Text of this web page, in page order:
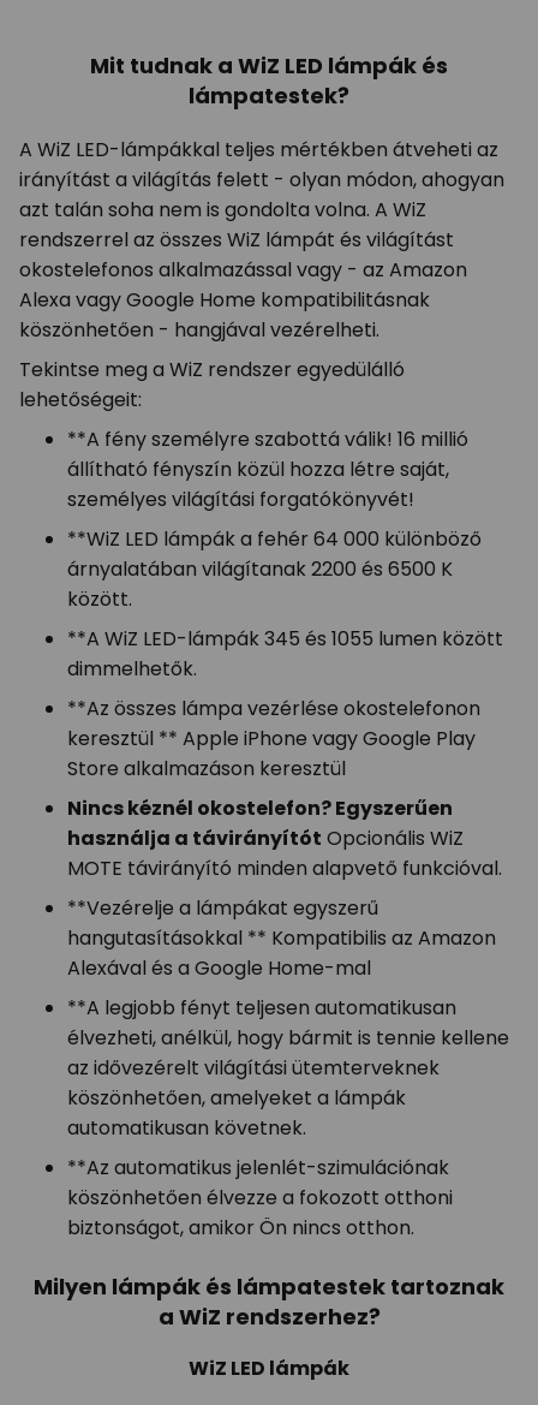
Mit tudnak a WiZ LED lámpák és
lámpatestek?
A WiZ LED-lámpákkal teljes mértékben átveheti az
irányítást a világítás felett - olyan módon, ahogyan
azt talán soha nem is gondolta volna. A WiZ
rendszerrel az összes WiZ lámpát és világítást
okostelefonos alkalmazással vagy - az Amazon
Alexa vagy Google Home kompatibilitásnak
köszönhetően - hangjával vezérelheti.
Tekintse meg a WiZ rendszer egyedülálló
lehetőségeit:
**A fény személyre szabottá válik! 16 millió
állítható fényszín közül hozza létre saját,
személyes világítási forgatókönyvét!
**WiZ LED lámpák a fehér 64 000 különböző
árnyalatában világítanak 2200 és 6500 K
között.
**A WiZ LED-lámpák 345 és 1055 lumen között
dimmelhetők.
**Az összes lámpa vezérlése okostelefonon
keresztül ** Apple iPhone vagy Google Play
Store alkalmazáson keresztül
Nincs kéznél okostelefon? Egyszerűen
használja a távirányítót Opcionális WiZ
MOTE távirányító minden alapvető funkcióval.
**Vezérelje a lámpákat egyszerű
hangutasításokkal ** Kompatibilis az Amazon
Alexával és a Google Home-mal
**A legjobb fényt teljesen automatikusan
élvezheti, anélkül, hogy bármit is tennie kellene
az idővezérelt világítási ütemterveknek
köszönhetően, amelyeket a lámpák
automatikusan követnek.
**Az automatikus jelenlét-szimulációnak
köszönhetően élvezze a fokozott otthoni
biztonságot, amikor Ön nincs otthon.
Milyen lámpák és lámpatestek tartoznak
a WiZ rendszerhez?
WiZ LED lámpák